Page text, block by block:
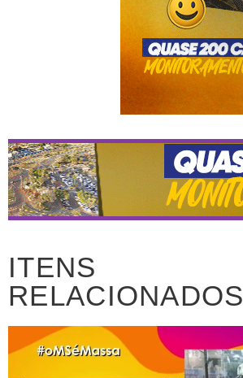
ITENS
RELACIONADOS